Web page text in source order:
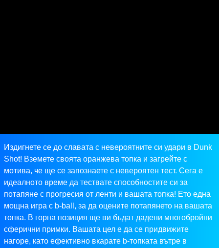
Издигнете се до славата с невероятните си удари в Dunk
Shot! Вземете своята оранжева топка и загрейте с
мотива, че ще се запознаете с невероятен тест. Сега е
идеалното време да тествате способностите си за
потапяне с прогресия от ленти и вашата топка! Ето една
мощна игра с b-ball, за да оцените потапянето на вашата
топка. В горна позиция ще ви бъдат дадени многобройни
сферични примки. Вашата цел е да се придвижите
нагоре, като ефективно вкарате b-топката вътре в